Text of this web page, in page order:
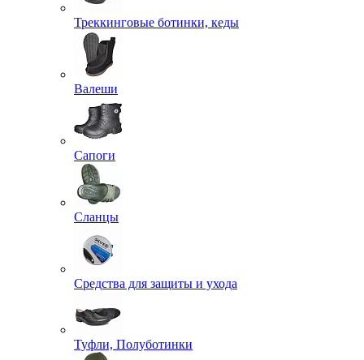
Треккинговые ботинки, кеды
Валеши
Сапоги
Сланцы
Средства для защиты и ухода
Туфли, Полуботинки